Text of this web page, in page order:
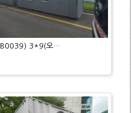
B0039) 3*9(오…